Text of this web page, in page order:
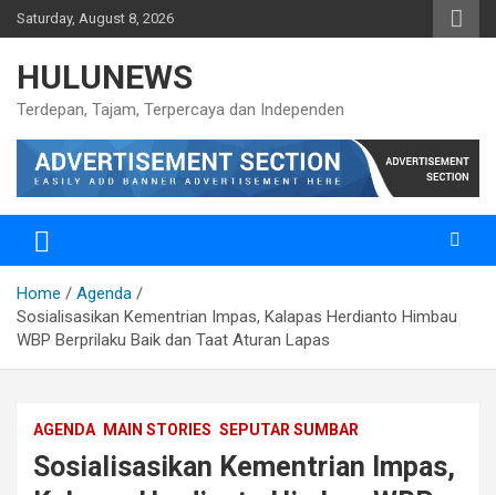
Skip
to
Saturday, August 8, 2026
HULUNEWS
Terdepan, Tajam, Terpercaya dan Independen
Home
Agenda
Sosialisasikan Kementrian Impas, Kalapas Herdianto Himbau
WBP Berprilaku Baik dan Taat Aturan Lapas
AGENDA MAIN STORIES SEPUTAR SUMBAR
Sosialisasikan Kementrian Impas,